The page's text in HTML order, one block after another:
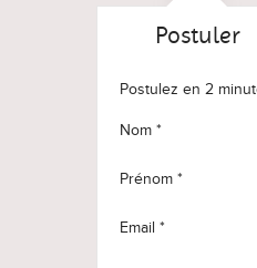
Postuler
Postulez en 2
Nom *
Prénom *
Email *